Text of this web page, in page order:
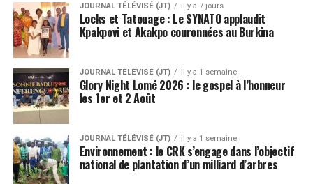
JOURNAL TÉLÉVISÉ (JT) il y a 7 jours
Locks et Tatouage : Le SYNATO applaudit
Kpakpovi et Akakpo couronnées au Burkina
JOURNAL TÉLÉVISÉ (JT) il y a 1 semaine
Glory Night Lomé 2026 : le gospel à l’honneur
les 1er et 2 Août
JOURNAL TÉLÉVISÉ (JT) il y a 1 semaine
Environnement : le CRK s’engage dans l’objectif
national de plantation d’un milliard d’arbres